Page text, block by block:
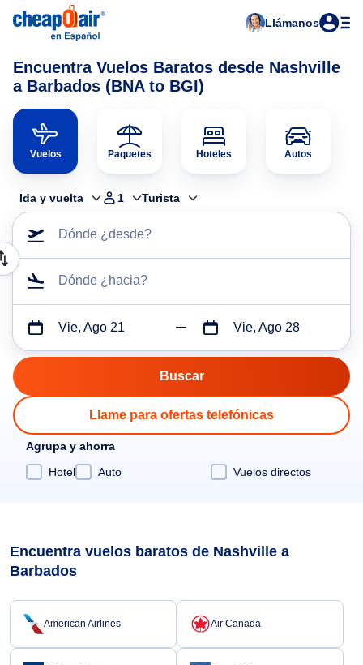
Llámanos
Encuentra Vuelos Baratos desde Nashville
a Barbados (BNA to BGI)
Vuelos Paquetes Hoteles Autos
Ida y vuelta 1 Turista
Dónde ¿desde?
Dónde ¿hacia?
Vie, Ago 21 Vie, Ago 28
Llame para ofertas telefónicas
Agrupa y ahorra
Hotel
Auto Vuelos directos
Encuentra vuelos baratos de Nashville a
Barbados
American Airlines Air Canada